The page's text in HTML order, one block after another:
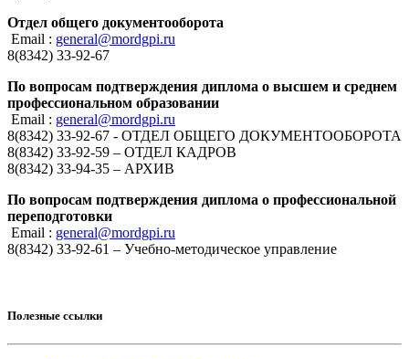
Отдел общего документооборота
Email : general@mordgpi.ru
8(8342) 33-92-67
По вопросам подтверждения диплома о высшем и среднем
профессиональном образовании
Email : general@mordgpi.ru
8(8342) 33-92-67 - ОТДЕЛ ОБЩЕГО ДОКУМЕНТООБОРОТА
8(8342) 33-92-59 – ОТДЕЛ КАДРОВ
8(8342) 33-94-35 – АРХИВ
По вопросам подтверждения диплома о профессиональной
переподготовки
Email : general@mordgpi.ru
8(8342) 33-92-61 – Учебно-методическое управление
Полезные ссылки